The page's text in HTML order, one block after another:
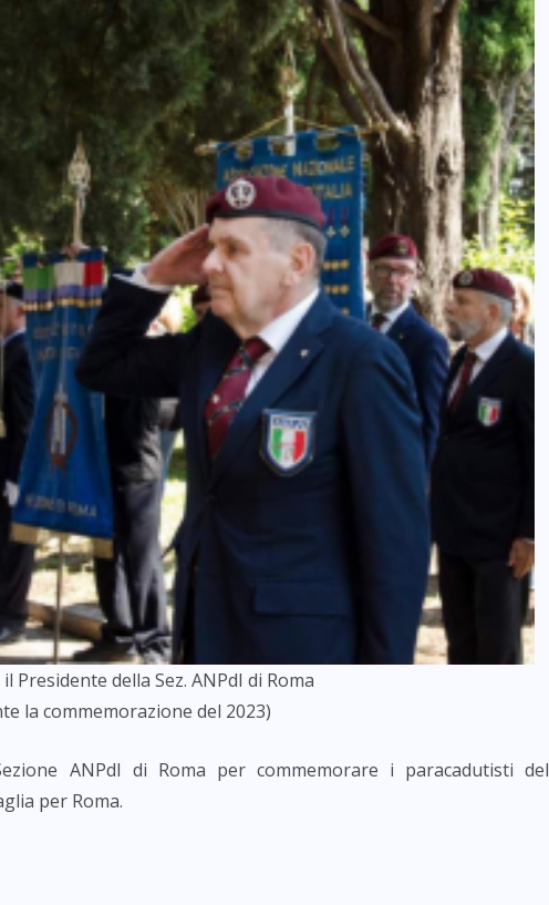
Presidente della Sez. ANPdI di Roma
la commemorazione del 2023)
ANPdI di Roma per commemorare i paracadutisti del
per Roma.